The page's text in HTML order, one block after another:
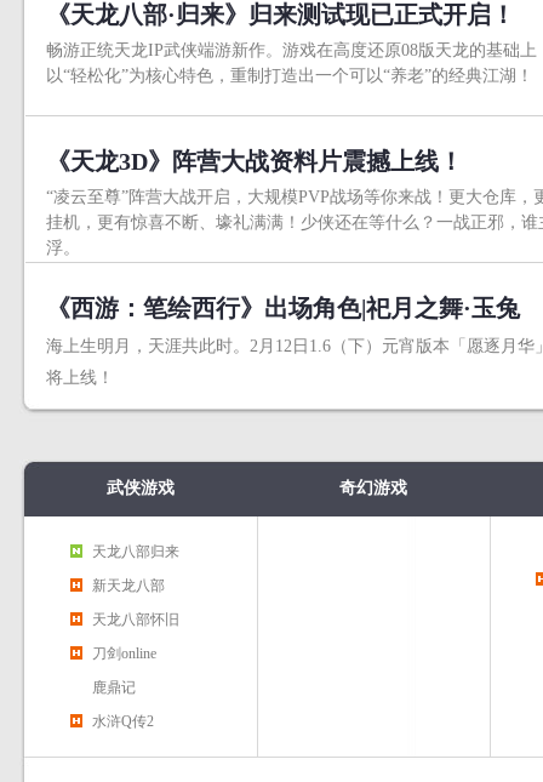
《天龙八部·归来》归来测试现已正式开启！
畅游正统天龙IP武侠端游新作。游戏在高度还原08版天龙的基础上
以“轻松化”为核心特色，重制打造出一个可以“养老”的经典江湖！
《天龙3D》阵营大战资料片震撼上线！
“凌云至尊”阵营大战开启，大规模PVP战场等你来战！更大仓库，
挂机，更有惊喜不断、壕礼满满！少侠还在等什么？一战正邪，谁
浮。
《西游：笔绘西行》出场角色|祀月之舞·玉兔
海上生明月，天涯共此时。2月12日1.6（下）元宵版本「愿逐月华
将上线！
武侠游戏 奇幻游戏
天龙八部归来
新天龙八部
天龙八部怀旧
刀剑online
鹿鼎记
水浒Q传2